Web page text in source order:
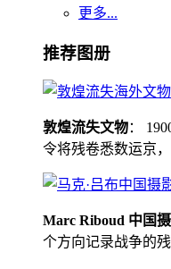
更多...
推荐图册
敦煌流失文物：
令将残卷悉数运京
Marc Riboud 中国
个方向记录战争的